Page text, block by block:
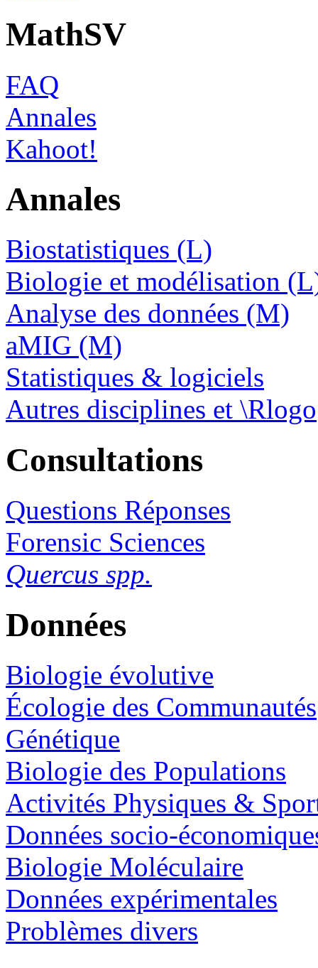
MathSV
FAQ
Annales
Kahoot!
Annales
Biostatistiques (L)
Biologie et modélisation
Analyse des données (M)
aMIG (M)
Statistiques & logiciels
Autres disciplines et \Rlogo
Consultations
Questions Réponses
Forensic Sciences
Quercus spp.
Données
Biologie évolutive
Écologie des Communautés
Génétique
Biologie des Populations
Activités Physiques &
Données socio-
Biologie Moléculaire
Données expérimentales
Problèmes divers